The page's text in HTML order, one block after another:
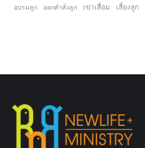
อบรมลูก ออกคำสั่งลูก เข่าเสื่อม เลี้ยงลูก